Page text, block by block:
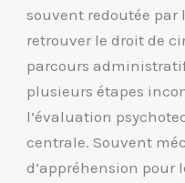
souvent redoutée par
retrouver le droit de
parcours
plusieurs étapes
l’évaluation
centrale. Souvent
d’appréhension pour